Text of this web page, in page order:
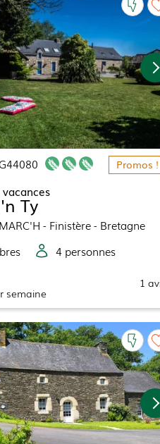
Promos !
Ty
- Finistère - Bretagne
s 4personnes
semaine
1